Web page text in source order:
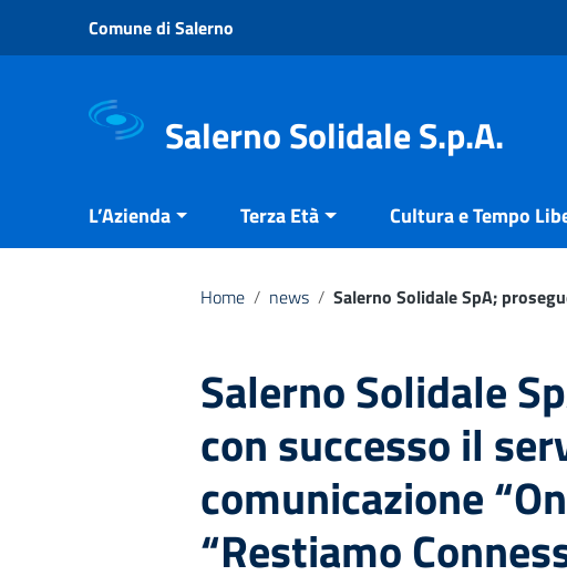
Vai ai contenuti
Vai al menu di navigazione
Comune di Salerno
Salerno Solidale S.p.A.
L’Azienda Terza Età Cultura e Tempo
Home / news / Salerno Solidale SpA;
Salerno Solidale
con successo il
comunicazione
“Restiamo